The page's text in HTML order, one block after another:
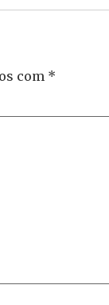
com *